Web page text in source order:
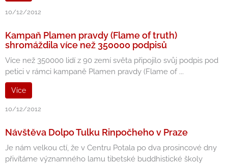
10/12/2012
Kampaň Plamen pravdy (Flame of truth)
shromáždila více než 350000 podpisů
Více než 350000 lidí z 90 zemí světa připojilo svůj podpis pod
petici v rámci kampaně Plamen pravdy (Flame of ...
Více
10/12/2012
Návštěva Dolpo Tulku Rinpočheho v Praze
Je nám velkou ctí, že v Centru Potala po dva prosincové dny
přivítáme významného lamu tibetské buddhistické školy